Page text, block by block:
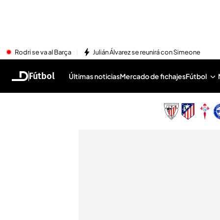
Rodri se va al Barça Julián Álvarez se reunirá con Simeone
Fútbol Últimas noticiasMercado de fichajesFútbol